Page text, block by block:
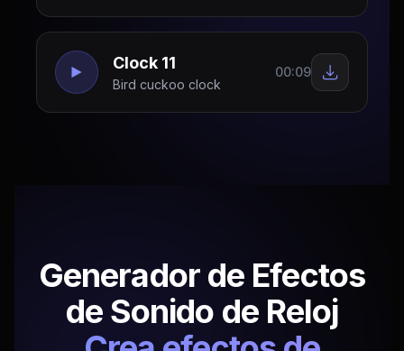
Clock 11
Bird cuckoo clock
00:09
Generador de Efectos
de Sonido de Reloj